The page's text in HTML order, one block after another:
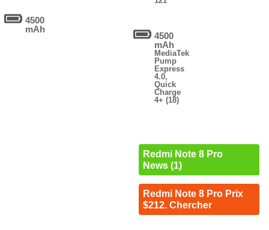
4500
mAh
4500
mAh
MediaTek
Pump
Express
4.0,
Quick
Charge
4+ (18)
Redmi Note 8 Pro
News (1)
Redmi Note 8 Pro Prix
$212. Chercher